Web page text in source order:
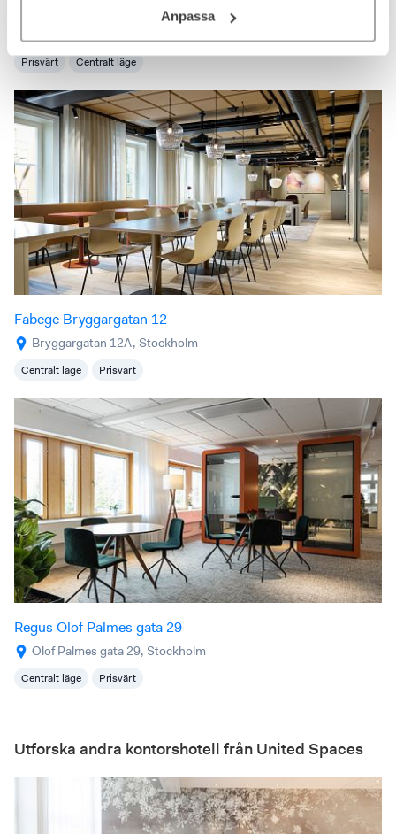
Anpassa
Fabege Gamla Brogatan 29
Prisvärt Centralt läge
Fabege Bryggargatan 12
Bryggargatan 12A, Stockholm
Centralt läge Prisvärt
Regus Olof Palmes gata 29
Olof Palmes gata 29, Stockholm
Centralt läge Prisvärt
Utforska andra kontorshotell från United Spaces